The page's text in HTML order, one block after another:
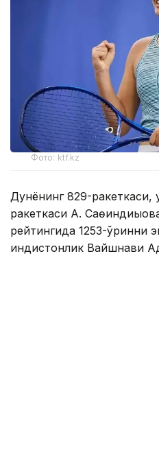
Фото: ktf.kz
Дунёнинг 829-ракеткаси,
ракеткаси А.
рейтингида 1253-ўринни
ҳиндистонлик Вайшнави